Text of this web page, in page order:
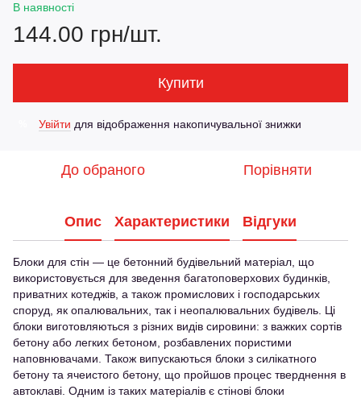
В наявності
144.00 грн/шт.
Купити
Увійти для відображення накопичувальної знижки
До обраного Порівняти
Опис Характеристики Відгуки
Блоки для стін — це бетонний будівельний матеріал, що
використовується для зведення багатоповерхових будинків,
приватних котеджів, а також промислових і господарських
споруд, як опалювальних, так і неопалювальних будівель. Ці
блоки виготовляються з різних видів сировини: з важких сортів
бетону або легких бетоном, розбавлених пористими
наповнювачами. Також випускаються блоки з силікатного
бетону та ячеистого бетону, що пройшов процес тверднення в
автоклаві. Одним із таких матеріалів є стінові блоки